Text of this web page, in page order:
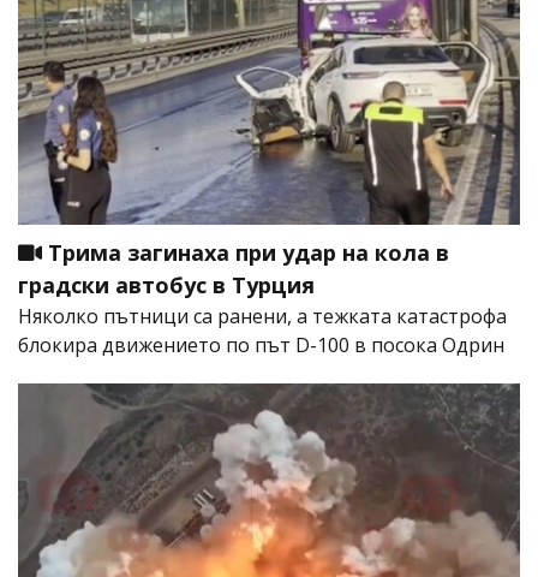
Трима загинаха при удар на кола в
градски автобус в Турция
Няколко пътници са ранени, а тежката катастрофа
блокира движението по път D-100 в посока Одрин